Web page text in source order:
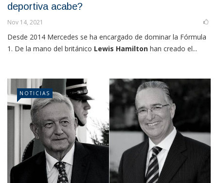
deportiva acabe?
Nov 14, 2021
Desde 2014 Mercedes se ha encargado de dominar la Fórmula
1. De la mano del británico Lewis Hamilton han creado el...
NOTICIAS